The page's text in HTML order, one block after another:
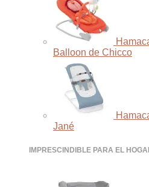
Balloon de Chicco
Jané
IMPRESCINDIBLE PARA EL